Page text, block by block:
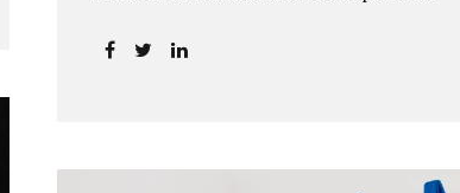
chiarendo i limiti delle pretese